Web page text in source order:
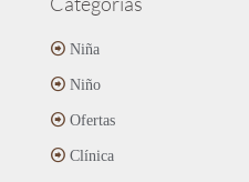
Niña
Niño
Ofertas
Clínica